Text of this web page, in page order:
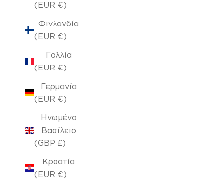
(EUR €)
Φινλανδία
(EUR €)
Γαλλία
(EUR €)
Γερμανία
(EUR €)
Ηνωμένο
Βασίλειο
(GBP £)
Κροατία
(EUR €)